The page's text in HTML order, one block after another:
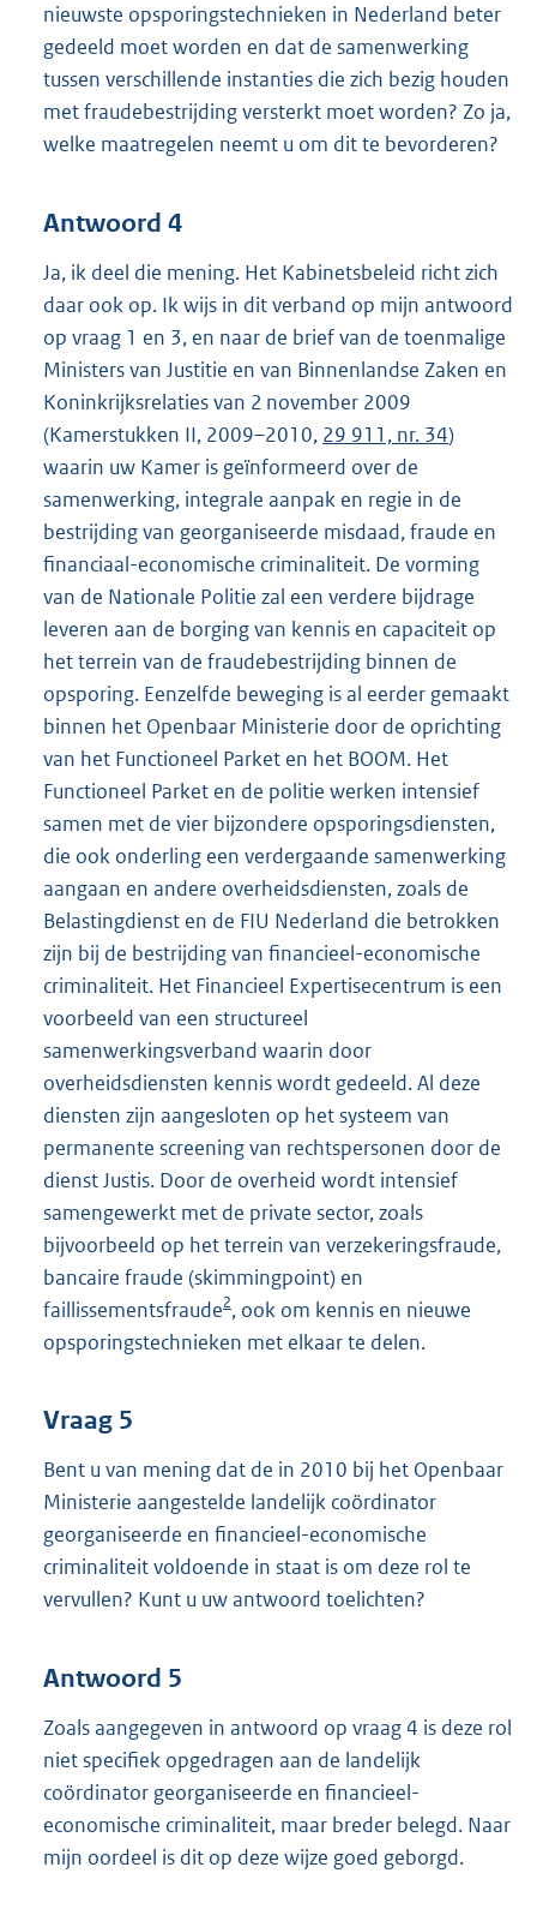
nieuwste opsporingstechnieken in Nederland beter
gedeeld moet worden en dat de samenwerking
tussen verschillende instanties die zich bezig houden
met fraudebestrijding versterkt moet worden? Zo ja,
welke maatregelen neemt u om dit te bevorderen?
Antwoord 4
Ja, ik deel die mening. Het Kabinetsbeleid richt zich
daar ook op. Ik wijs in dit verband op mijn antwoord
op vraag 1 en 3, en naar de brief van de toenmalige
Ministers van Justitie en van Binnenlandse Zaken en
Koninkrijksrelaties van 2 november 2009
(Kamerstukken II, 2009–2010, 29 911, nr. 34)
waarin uw Kamer is geïnformeerd over de
samenwerking, integrale aanpak en regie in de
bestrijding van georganiseerde misdaad, fraude en
financiaal-economische criminaliteit. De vorming
van de Nationale Politie zal een verdere bijdrage
leveren aan de borging van kennis en capaciteit op
het terrein van de fraudebestrijding binnen de
opsporing. Eenzelfde beweging is al eerder gemaakt
binnen het Openbaar Ministerie door de oprichting
van het Functioneel Parket en het BOOM. Het
Functioneel Parket en de politie werken intensief
samen met de vier bijzondere opsporingsdiensten,
die ook onderling een verdergaande samenwerking
aangaan en andere overheidsdiensten, zoals de
Belastingdienst en de FIU Nederland die betrokken
zijn bij de bestrijding van financieel-economische
criminaliteit. Het Financieel Expertisecentrum is een
voorbeeld van een structureel
samenwerkingsverband waarin door
overheidsdiensten kennis wordt gedeeld. Al deze
diensten zijn aangesloten op het systeem van
permanente screening van rechtspersonen door de
dienst Justis. Door de overheid wordt intensief
samengewerkt met de private sector, zoals
bijvoorbeeld op het terrein van verzekeringsfraude,
bancaire fraude (skimmingpoint) en
faillissementsfraude2, ook om kennis en nieuwe
opsporingstechnieken met elkaar te delen.
Vraag 5
Bent u van mening dat de in 2010 bij het Openbaar
Ministerie aangestelde landelijk coördinator
georganiseerde en financieel-economische
criminaliteit voldoende in staat is om deze rol te
vervullen? Kunt u uw antwoord toelichten?
Antwoord 5
Zoals aangegeven in antwoord op vraag 4 is deze rol
niet specifiek opgedragen aan de landelijk
coördinator georganiseerde en financieel-
economische criminaliteit, maar breder belegd. Naar
mijn oordeel is dit op deze wijze goed geborgd.